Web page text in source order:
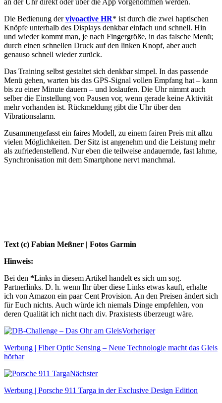
Die Bedienung dervivoactive HR* ist durch die zwei haptischen
Knöpfe unterhalb des Displays denkbar einfach und schnell. Hin
und wieder kommt man, je nach Fingergröße, in das falsche Menü;
durch einen schnellen Druck auf den linken Knopf, aber auch
genauso schnell wieder zurück.
Das Training selbst gestaltet sich denkbar simpel. In das passende
Menü gehen, warten bis das GPS-Signal vollen Empfang hat – kann
bis zu einer Minute dauern – und loslaufen. Die Uhr nimmt auch
selber die Einstellung von Pausen vor, wenn gerade keine Aktivität
mehr vorhanden ist. Rückmeldung gibt die Uhr über den
Vibrationsalarm.
Zusammengefasst ein faires Modell, zu einem fairen Preis mit allzu
vielen Möglichkeiten. Der Sitz ist angenehm und die Leistung mehr
als zufriedenstellend. Nur eben die teilweise andauernde, fast lahme,
Synchronisation mit dem Smartphone nervt manchmal.
Text (c) Fabian Meßner | Fotos Garmin
Hinweis:
Bei den *Links in diesem Artikel handelt es sich um sog.
Partnerlinks. D. h. wenn Ihr über diese Links etwas kauft, erhalte
ich von Amazon ein paar Cent Provision. An den Preisen ändert sich
für Euch nichts. Auch würde ich niemals Dinge empfehlen, von
deren Qualität ich nicht nach div. Praxistests überzeugt wäre.
Vorheriger
Werbung | Fiber Optic Sensing – Neue Technologie macht das Gleis
hörbar
Nächster
Werbung | Porsche 911 Targa in der Exclusive Design Edition